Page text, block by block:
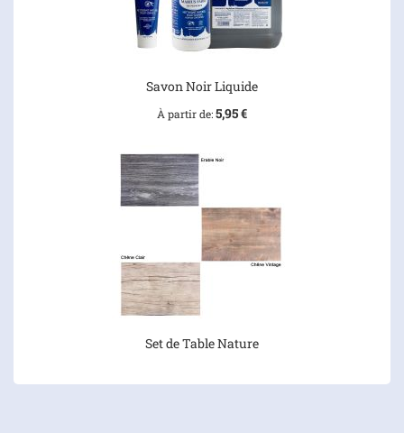
Savon Noir Liquide
À partir de 5,95 €
Set de Table Nature